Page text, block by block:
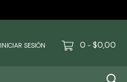
INICIAR SESIÓN 0 - $0,00